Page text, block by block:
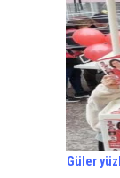
Güler